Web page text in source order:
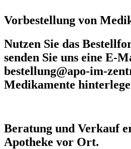
Vorbestellung von
Nutzen Sie das
senden Sie uns eine E-
bestellung@apo-im-
Medikamente
Beratung und Verkauf
Apotheke vor Ort.